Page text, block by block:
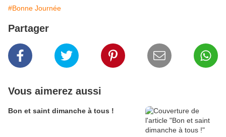
#Bonne Journée
Partager
Vous aimerez aussi
Bon et saint dimanche à tous !